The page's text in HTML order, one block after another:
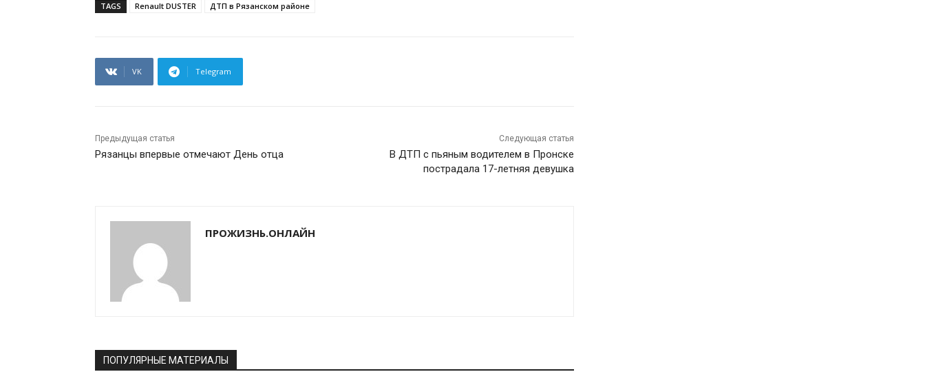
TAGS Renault DUSTER ДТП в Рязанском районе
VK Telegram
Предыдущая статья
Рязанцы впервые отмечают День отца
Следующая статья
В ДТП с пьяным водителем в Пронске
пострадала 17-летняя девушка
ПРОЖИЗНЬ.ОНЛАЙН
ПОПУЛЯРНЫЕ МАТЕРИАЛЫ